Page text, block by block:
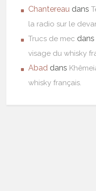
Chantereau dans
la radio sur le
Trucs de mec dans
visage du whisky
Abad dans
whisky français.